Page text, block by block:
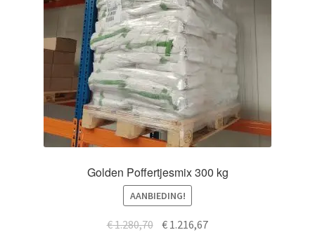
Golden Poffertjesmix 300 kg
AANBIEDING!
€1.280,70 Oorspronkelijke
€ 1.216,67Huidige